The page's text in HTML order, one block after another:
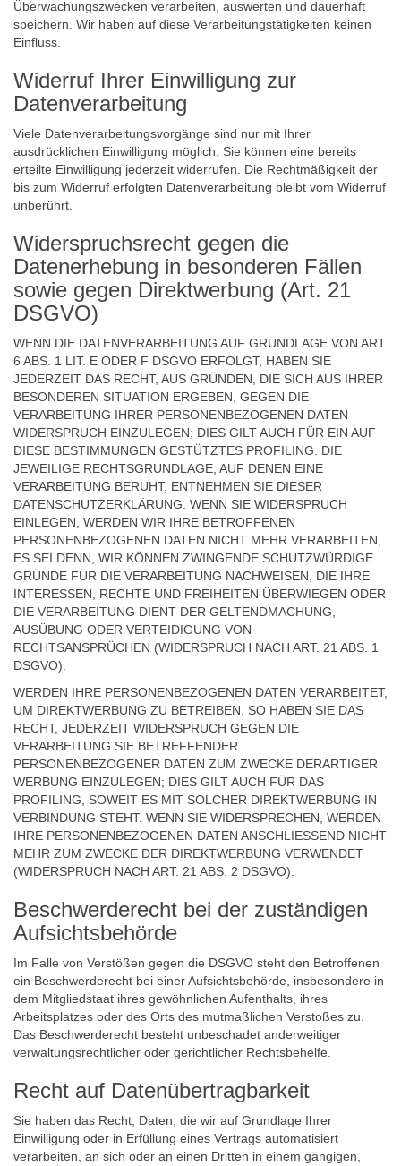
Überwachungszwecken verarbeiten, auswerten und dauerhaft
speichern. Wir haben auf diese Verarbeitungstätigkeiten keinen
Einfluss.
Widerruf Ihrer Einwilligung zur
Datenverarbeitung
Viele Datenverarbeitungsvorgänge sind nur mit Ihrer
ausdrücklichen Einwilligung möglich. Sie können eine bereits
erteilte Einwilligung jederzeit widerrufen. Die Rechtmäßigkeit der
bis zum Widerruf erfolgten Datenverarbeitung bleibt vom Widerruf
unberührt.
Widerspruchsrecht gegen die
Datenerhebung in besonderen Fällen
sowie gegen Direktwerbung (Art. 21
DSGVO)
WENN DIE DATENVERARBEITUNG AUF GRUNDLAGE VON ART.
6 ABS. 1 LIT. E ODER F DSGVO ERFOLGT, HABEN SIE
JEDERZEIT DAS RECHT, AUS GRÜNDEN, DIE SICH AUS IHRER
BESONDEREN SITUATION ERGEBEN, GEGEN DIE
VERARBEITUNG IHRER PERSONENBEZOGENEN DATEN
WIDERSPRUCH EINZULEGEN; DIES GILT AUCH FÜR EIN AUF
DIESE BESTIMMUNGEN GESTÜTZTES PROFILING. DIE
JEWEILIGE RECHTSGRUNDLAGE, AUF DENEN EINE
VERARBEITUNG BERUHT, ENTNEHMEN SIE DIESER
DATENSCHUTZERKLÄRUNG. WENN SIE WIDERSPRUCH
EINLEGEN, WERDEN WIR IHRE BETROFFENEN
PERSONENBEZOGENEN DATEN NICHT MEHR VERARBEITEN,
ES SEI DENN, WIR KÖNNEN ZWINGENDE SCHUTZWÜRDIGE
GRÜNDE FÜR DIE VERARBEITUNG NACHWEISEN, DIE IHRE
INTERESSEN, RECHTE UND FREIHEITEN ÜBERWIEGEN ODER
DIE VERARBEITUNG DIENT DER GELTENDMACHUNG,
AUSÜBUNG ODER VERTEIDIGUNG VON
RECHTSANSPRÜCHEN (WIDERSPRUCH NACH ART. 21 ABS. 1
DSGVO).
WERDEN IHRE PERSONENBEZOGENEN DATEN VERARBEITET,
UM DIREKTWERBUNG ZU BETREIBEN, SO HABEN SIE DAS
RECHT, JEDERZEIT WIDERSPRUCH GEGEN DIE
VERARBEITUNG SIE BETREFFENDER
PERSONENBEZOGENER DATEN ZUM ZWECKE DERARTIGER
WERBUNG EINZULEGEN; DIES GILT AUCH FÜR DAS
PROFILING, SOWEIT ES MIT SOLCHER DIREKTWERBUNG IN
VERBINDUNG STEHT. WENN SIE WIDERSPRECHEN, WERDEN
IHRE PERSONENBEZOGENEN DATEN ANSCHLIESSEND NICHT
MEHR ZUM ZWECKE DER DIREKTWERBUNG VERWENDET
(WIDERSPRUCH NACH ART. 21 ABS. 2 DSGVO).
Beschwerde­recht bei der zuständigen
Aufsichts­behörde
Im Falle von Verstößen gegen die DSGVO steht den Betroffenen
ein Beschwerderecht bei einer Aufsichtsbehörde, insbesondere in
dem Mitgliedstaat ihres gewöhnlichen Aufenthalts, ihres
Arbeitsplatzes oder des Orts des mutmaßlichen Verstoßes zu.
Das Beschwerderecht besteht unbeschadet anderweitiger
verwaltungsrechtlicher oder gerichtlicher Rechtsbehelfe.
Recht auf Daten­übertrag­barkeit
Sie haben das Recht, Daten, die wir auf Grundlage Ihrer
Einwilligung oder in Erfüllung eines Vertrags automatisiert
verarbeiten, an sich oder an einen Dritten in einem gängigen,